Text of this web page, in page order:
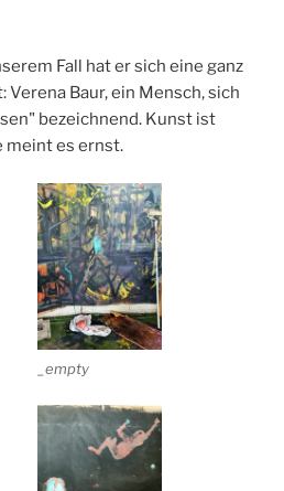
Fall hat er sich eine ganz
Baur, ein Mensch, sich
bezeichnend. Kunst ist
meint es ernst.
_empty